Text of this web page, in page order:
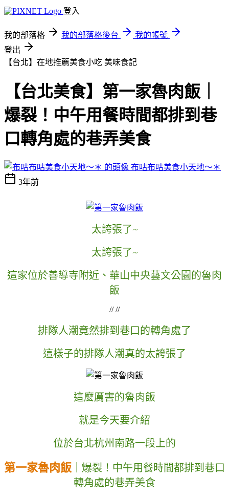
登入
我的部落格 我的部落格後台
我的帳號
登出
【台北】在地推薦美食小吃 美味食記
【台北美食】第一家魯肉飯｜
爆裂！中午用餐時間都排到巷
口轉角處的巷弄美食
布咕布咕美食小天地～＊
3年前
太誇張了~
太誇張了~
這家位於善導寺附近、華山中央藝文公園的魯肉
飯
// //
排隊人潮竟然排到巷口的轉角處了
這樣子的排隊人潮真的太誇張了
這麼厲害的魯肉飯
就是今天要介紹
位於台北杭州南路一段上的
第一家魯肉飯 ｜爆裂！中午用餐時間都排到巷口
轉角處的巷弄美食